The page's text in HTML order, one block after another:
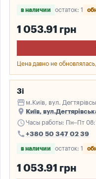
в наличии остаток: 1
1 053.91 грн
Цена давно не
3і
storefront м.Київ, вул.
place Київ,
scheduleЧасы работы: Пн–Пт
call +380 50 347 02 39
в наличии остаток: 1
1 053.91 грн